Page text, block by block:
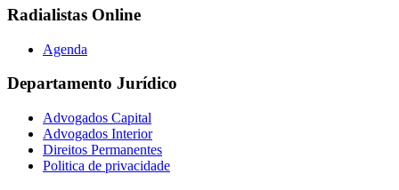
Radialistas Online
Agenda
Departamento Jurídico
Advogados Capital
Advogados Interior
Direitos Permanentes
Politica de privacidade